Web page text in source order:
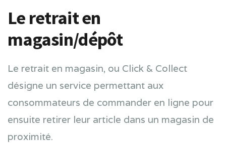
Le retrait en
magasin/dépôt
Le retrait en magasin, ou Click & Collect
désigne un service permettant aux
consommateurs de commander en ligne pour
ensuite retirer leur article dans un magasin de
proximité.